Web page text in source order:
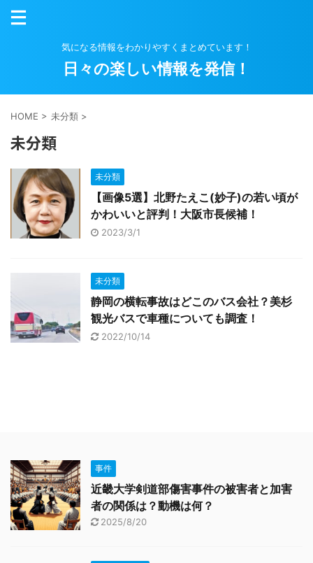
気になる情報をわかりやすくまとめています！
日々の楽しい情報を発信！
HOME > 未分類 >
未分類
未分類
【画像5選】北野たえこ(妙子)の若い頃が
かわいいと評判！大阪市長候補！
2023/3/1
未分類
静岡の横転事故はどこのバス会社？美杉
観光バスで車種についても調査！
2022/10/14
事件
近畿大学剣道部傷害事件の被害者と加害
者の関係は？動機は何？
2025/8/20